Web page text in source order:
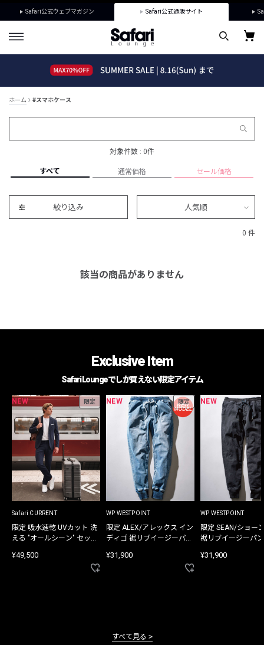
Safari公式ウェブマガジン Safari公式通販サイト
ホーム #スマホケース
対象件数 : 0件
すべて 通常価格 セール価格
絞り込み 人気順
0 件
該当の商品がありません
Exclusive Item
Safari Loungeでしか買えない限定アイテム
NEW 限定
Safari CURRENT
限定 吸水速乾 UVカット 洗
える "オールシーン" セット
¥49,500
NEW 限定
WP WESTPOINT
限定 ALEX/アレックス イン
ディゴ 裾リブイージーパン
¥31,900
NEW
WP WESTPOINT
限定 SEAN/ショー
裾リブイージーパ
¥31,900
すべて見る